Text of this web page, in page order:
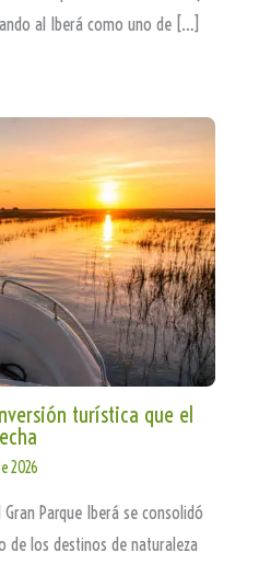
al Iberá como uno de […]
turística que el
2026
Parque Iberá se consolidó
de los destinos de naturaleza